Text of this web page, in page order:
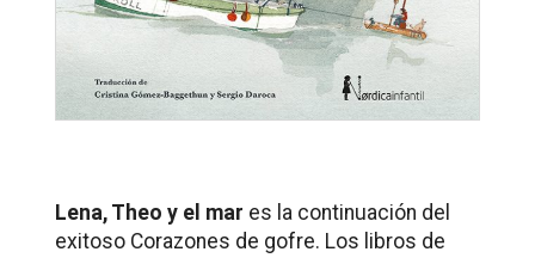
Lena, Theo y el mar es la continuación del
exitoso Corazones de gofre. Los libros de